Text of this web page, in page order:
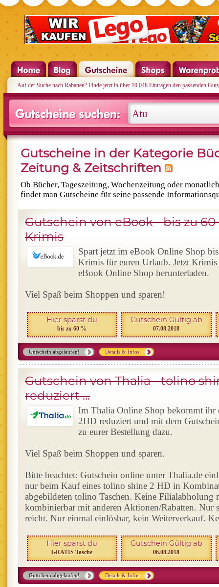
Auf der Suche nach Rabatten? Finde jetzt in über 10.048 Einträgen den passenden
Gutscheine in der Kategorie
Zeitung & Zeitschriften
Ob Bücher, Tageszeitung, Wochenzeitung oder
findet man Gutscheine für seine passende
Gutschein von eBook - bis zu 60
Krimis
Spart jetzt im eBook Online Shop
Krimis für euren Urlaub. Jetzt
eBook Online Shop herunterladen.
Viel Spaß beim Shoppen und sparen!
Hier sparst du
bis zu 60 %
Gutschein Gültig ab
07.08.2018
Gutschein abgelaufen! Details & Infos
Gutschein von Thalia - tolino
reduziert ...
Im Thalia Online Shop bekommt ihr
2HD reduziert und mit dem
zu eurer Bestellung dazu.
Viel Spaß beim Shoppen und sparen.
Bitte beachtet: Gutschein online unter Thalia.de
nur beim Kauf eines tolino shine 2 HD in
abgebildeten tolino Taschen. Keine Filialabholung
kombinierbar mit anderen Aktionen/Rabatten. Nur
reicht. Nur einmal einlösbar, kein Weiterverkauf.
Hier sparst du
GRATIS Tasche
Gutschein Gültig ab
06.08.2018
Gutschein abgelaufen! Details & Infos